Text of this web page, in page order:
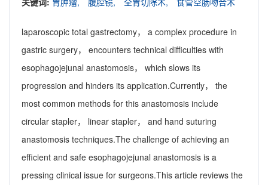
laparoscopic total gastrectomy， a complex procedure in
gastric surgery， encounters technical difficulties with
esophagojejunal anastomosis， which slows its
progression and hinders its application.Currently， the
most common methods for this anastomosis include
circular stapler， linear stapler， and hand suturing
anastomosis techniques.The challenge of achieving an
efficient and safe esophagojejunal anastomosis is a
pressing clinical issue for surgeons.This article reviews the